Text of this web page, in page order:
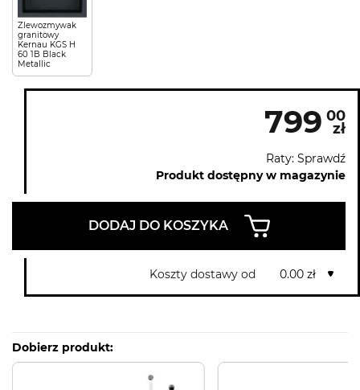
Zlewozmywak
granitowy
Kernau KGS H
60 1B Black
Metallic
799 00
zł
Raty: Sprawdź
Produkt dostępny w magazynie
DODAJ DO KOSZYKA
Koszty dostawy od 0.00 zł
Dobierz produkt: